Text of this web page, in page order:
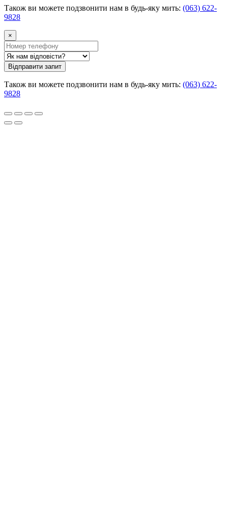
Також ви можете подзвонити нам в будь-яку мить: (063) 622-
9828
×
Відправити запит
Також ви можете подзвонити нам в будь-яку мить: (063) 622-
9828